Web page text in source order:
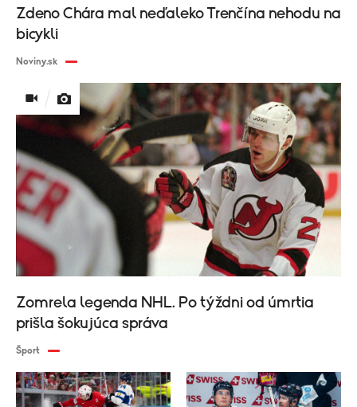
Zdeno Chára mal neďaleko Trenčína nehodu na
bicykli
Noviny.sk
Zomrela legenda NHL. Po týždni od úmrtia
prišla šokujúca správa
Šport